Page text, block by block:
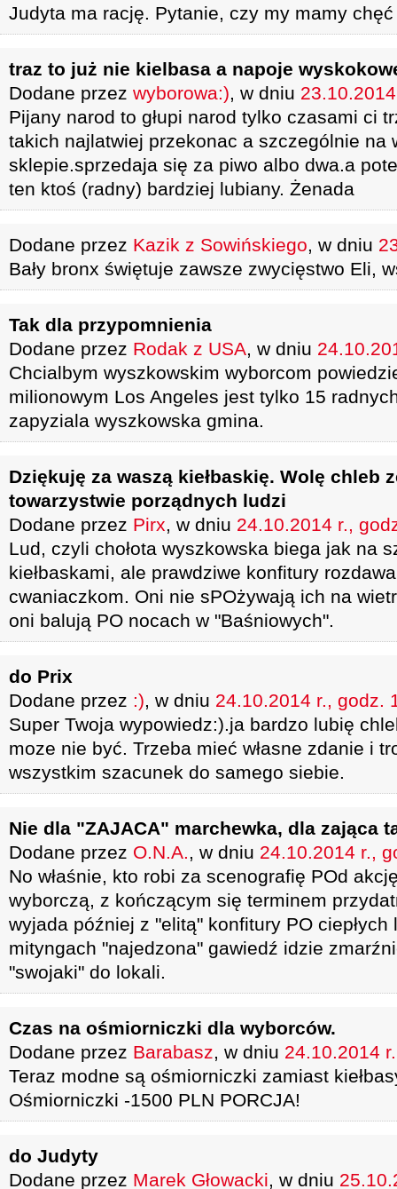
Judyta ma rację. Pytanie, czy my mamy
traz to już nie kielbasa a napoje
Dodane przez wyborowa:), w dniu
Pijany narod to głupi narod tylko czasami ci
takich najlatwiej przekonac a szczególnie na
sklepie.sprzedaja się za piwo albo dwa.a
ten ktoś (radny) bardziej lubiany. Żenada
Dodane przez Kazik z Sowińskiego, w dniu
Bały bronx świętuje zawsze zwycięstwo Eli,
Tak dla przypomnienia
Dodane przez Rodak z USA, w dniu
Chcialbym wyszkowskim wyborcom
milionowym Los Angeles jest tylko 15
zapyziala wyszkowska gmina.
Dziękuję za waszą kiełbaskię. Wolę chleb
towarzystwie porządnych ludzi
Dodane przez Pirx, w dniu 24.10.2014 r.,
Lud, czyli chołota wyszkowska biega jak na
kiełbaskami, ale prawdziwe konfitury
cwaniaczkom. Oni nie sPOżywają ich na
oni balują PO nocach w "Baśniowych".
do Prix
Dodane przez :), w dniu 24.10.2014 r., godz.
Super Twoja wypowiedz:).ja bardzo lubię
moze nie być. Trzeba mieć własne zdanie i
wszystkim szacunek do samego siebie.
Nie dla "ZAJACA" marchewka, dla zająca
Dodane przez O.N.A., w dniu 24.10.2014 r.,
No właśnie, kto robi za scenografię POd
wyborczą, z kończącym się terminem
wyjada później z "elitą" konfitury PO
mityngach "najedzona" gawiedź idzie
"swojaki" do lokali.
Czas na ośmiorniczki dla wyborców.
Dodane przez Barabasz, w dniu 24.10.2014
Teraz modne są ośmiorniczki zamiast
Ośmiorniczki -1500 PLN PORCJA!
do Judyty
Dodane przez Marek Głowacki, w dniu